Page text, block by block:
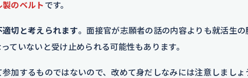
のベルト です。
切と考えられます。面接官が志願者の話の内容よりも就活生の
ていないと受け止められる可能性もあります。
加するものではないので、改めて身だしなみには注意しましょ